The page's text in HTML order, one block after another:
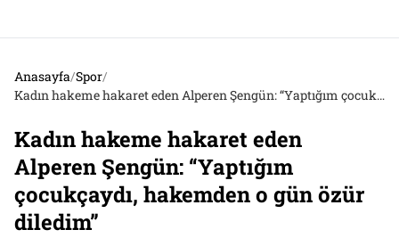
Anasayfa/Spor/
Kadın hakeme hakaret eden Alperen Şengün: “Yaptığım çocukçaydı, hakemden o gün özür diledim”
Kadın hakeme hakaret eden
Alperen Şengün: “Yaptığım
çocukçaydı, hakemden o gün özür
diledim”